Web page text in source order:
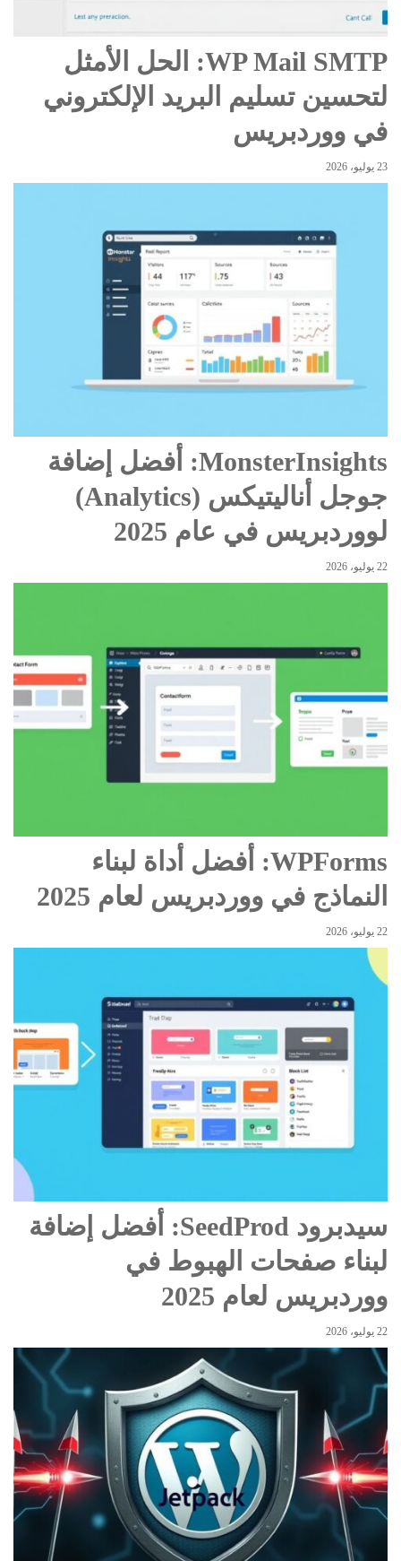
WP Mail SMTP: الحل الأمثل
لتحسين تسليم البريد الإلكتروني
في ووردبريس
23 يوليو، 2026
MonsterInsights: أفضل إضافة
جوجل أناليتيكس (Analytics)
لووردبريس في عام 2025
22 يوليو، 2026
WPForms: أفضل أداة لبناء
النماذج في ووردبريس لعام 2025
22 يوليو، 2026
سيدبرود SeedProd: أفضل إضافة
لبناء صفحات الهبوط في
ووردبريس لعام 2025
22 يوليو، 2026